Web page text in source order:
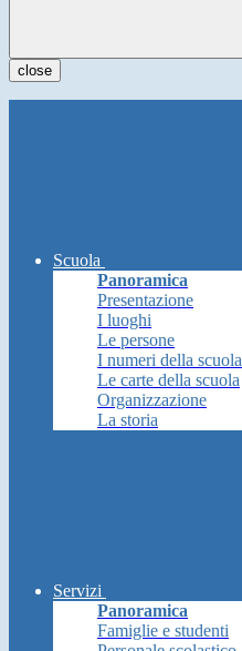
close
Scuola
Panoramica
Presentazione
I luoghi
Le persone
I numeri della scuola
Le carte della scuola
Organizzazione
La storia
Servizi
Panoramica
Famiglie e studenti